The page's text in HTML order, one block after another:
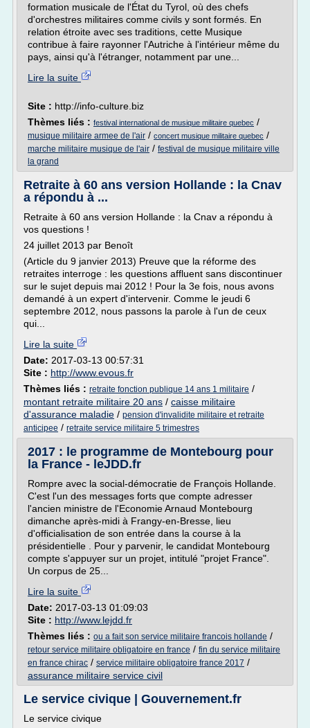
formation musicale de l'État du Tyrol, où des chefs
d'orchestres militaires comme civils y sont formés. En
relation étroite avec ses traditions, cette Musique
contribue à faire rayonner l'Autriche à l'intérieur même du
pays, ainsi qu'à l'étranger, notamment par une...
Lire la suite
Site : http://info-culture.biz
Thèmes liés : festival international de musique militaire quebec /
musique militaire armee de l'air / concert musique militaire quebec /
marche militaire musique de l'air / festival de musique militaire ville
la grand
Retraite à 60 ans version Hollande : la Cnav
a répondu à ...
Retraite à 60 ans version Hollande : la Cnav a répondu à
vos questions !
24 juillet 2013 par Benoît
(Article du 9 janvier 2013) Preuve que la réforme des
retraites interroge : les questions affluent sans discontinuer
sur le sujet depuis mai 2012 ! Pour la 3e fois, nous avons
demandé à un expert d'intervenir. Comme le jeudi 6
septembre 2012, nous passons la parole à l'un de ceux
qui...
Lire la suite
Date: 2017-03-13 00:57:31
Site : http://www.evous.fr
Thèmes liés : retraite fonction publique 14 ans 1 militaire /
montant retraite militaire 20 ans / caisse militaire
d'assurance maladie / pension d'invalidite militaire et retraite
anticipee / retraite service militaire 5 trimestres
2017 : le programme de Montebourg pour
la France - leJDD.fr
Rompre avec la social-démocratie de François Hollande.
C'est l'un des messages forts que compte adresser
l'ancien ministre de l'Economie Arnaud Montebourg
dimanche après-midi à Frangy-en-Bresse, lieu
d'officialisation de son entrée dans la course à la
présidentielle . Pour y parvenir, le candidat Montebourg
compte s'appuyer sur un projet, intitulé "projet France".
Un corpus de 25...
Lire la suite
Date: 2017-03-13 01:09:03
Site : http://www.lejdd.fr
Thèmes liés : ou a fait son service militaire francois hollande /
retour service militaire obligatoire en france / fin du service militaire
en france chirac / service militaire obligatoire france 2017 /
assurance militaire service civil
Le service civique | Gouvernement.fr
Le service civique